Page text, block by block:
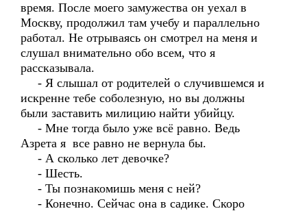
время. После моего замужества он уехал в
Москву, продолжил там учебу и параллельно
работал. Не отрываясь он смотрел на меня и
слушал внимательно обо всем, что я
рассказывала.
- Я слышал от родителей о случившемся и
искренне тебе соболезную, но вы должны
были заставить милицию найти убийцу.
- Мне тогда было уже всё равно. Ведь
Азрета я все равно не вернула бы.
- А сколько лет девочке?
- Шесть.
- Ты познакомишь меня с ней?
- Конечно. Сейчас она в садике. Скоро